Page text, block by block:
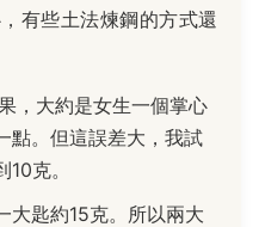
有些土法煉鋼的方式還
，大約是女生一個掌心
點。但這誤差大，我試
克。
大匙約15克。所以兩大